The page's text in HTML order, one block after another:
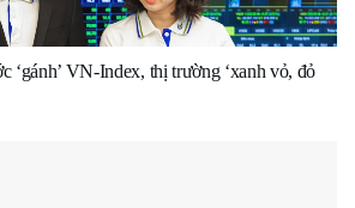
‘gánh’ VN-Index, thị trường ‘xanh vỏ, đỏ